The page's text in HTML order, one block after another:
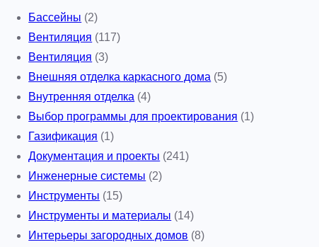
Бассейны (2)
Вентиляция (117)
Вентиляция (3)
Внешняя отделка каркасного дома (5)
Внутренняя отделка (4)
Выбор программы для проектирования (1)
Газификация (1)
Документация и проекты (241)
Инженерные системы (2)
Инструменты (15)
Инструменты и материалы (14)
Интерьеры загородных домов (8)